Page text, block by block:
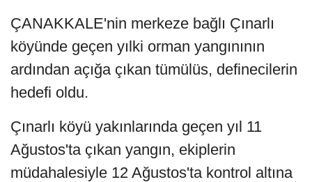
ÇANAKKALE'nin merkeze bağlı Çınarlı
köyünde geçen yılki orman yangınının
ardından açığa çıkan tümülüs, definecilerin
hedefi oldu.
Çınarlı köyü yakınlarında geçen yıl 11
Ağustos'ta çıkan yangın, ekiplerin
müdahalesiyle 12 Ağustos'ta kontrol altına